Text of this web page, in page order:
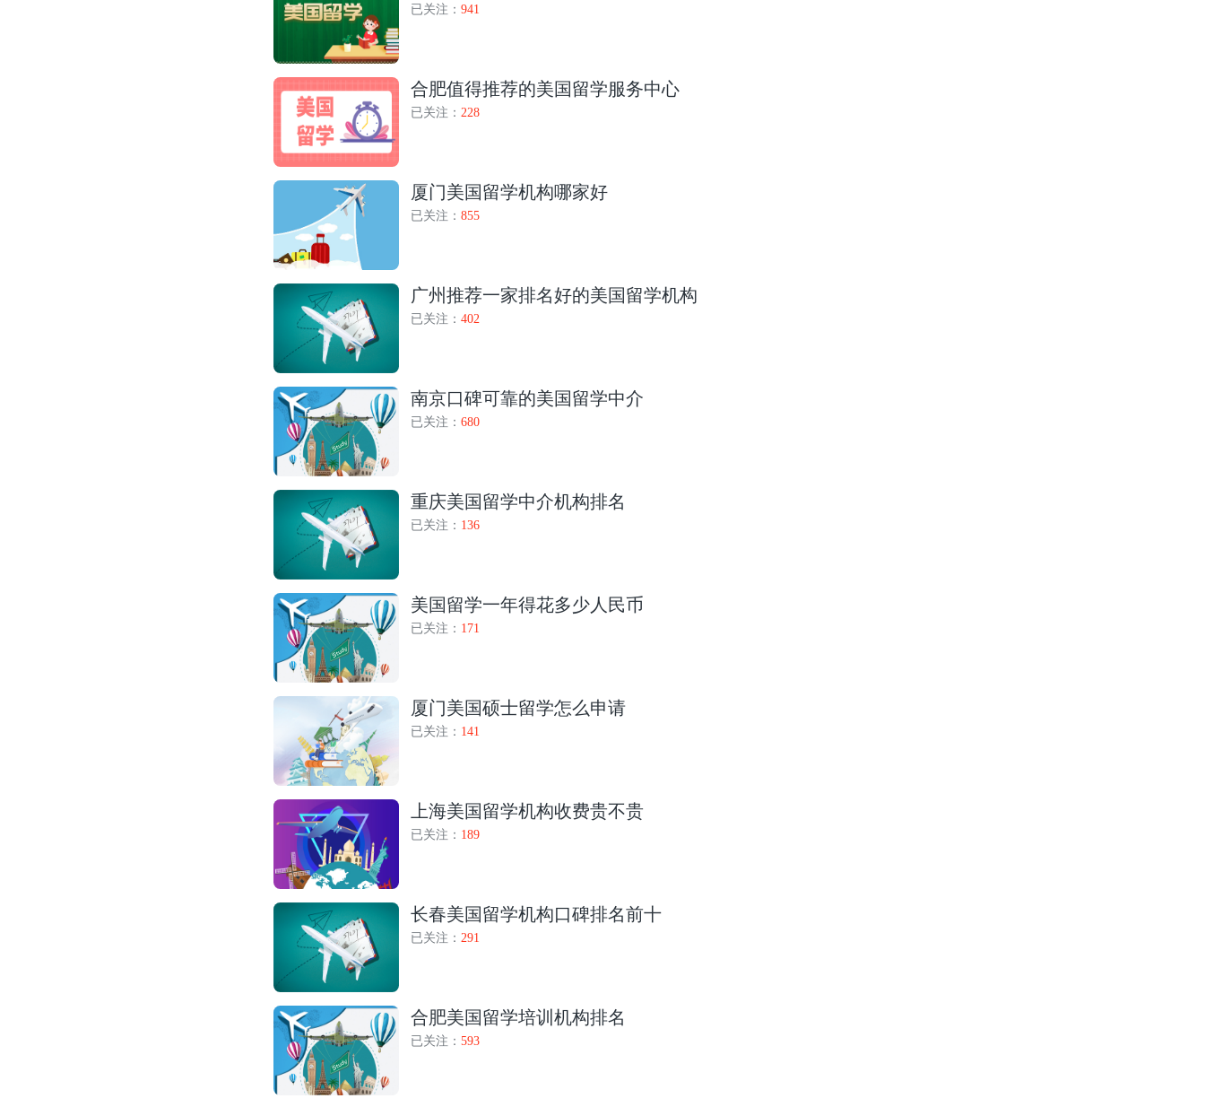
已关注： 941
合肥值得推荐的美国留学服务中心
已关注： 228
厦门美国留学机构哪家好
已关注： 855
广州推荐一家排名好的美国留学机构
已关注： 402
南京口碑可靠的美国留学中介
已关注： 680
重庆美国留学中介机构排名
已关注： 136
美国留学一年得花多少人民币
已关注： 171
厦门美国硕士留学怎么申请
已关注： 141
上海美国留学机构收费贵不贵
已关注： 189
长春美国留学机构口碑排名前十
已关注： 291
合肥美国留学培训机构排名
已关注： 593